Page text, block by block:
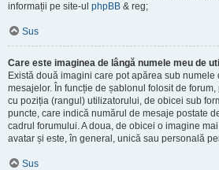
informații pe site-ul phpBB & reg;
Sus
Care este imaginea de lângă numele meu de
Există două imagini care pot apărea sub
mesajelor. În funcție de șablonul folosit de
cu poziția (rangul) utilizatorului, de obicei sub
puncte, care indică numărul de mesaje postate
cadrul forumului. A doua, de obicei o imagine
avatar și este, în general, unică sau personală
Sus